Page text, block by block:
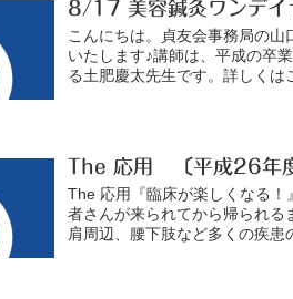
8/17 美容鍼灸ワンデイ
こんにちは。貞友会事務局の
いたします♪講師は、平成の卒
る土肥慶太先生です。詳しくは
The 応用 〔平成26年度
The 応用『臨床が楽しくなる
者さんが来られてから帰られ
肩周辺、腰下肢など多くの疾患